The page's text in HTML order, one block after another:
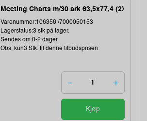
Meeting Charts m/30 ark 63,5x77,4 (2)
Varenummer:106358 /7000050153
Lagerstatus:3 stk på lager.
Sendes om:0-2 dager
Obs, kun3 Stk. til denne tilbudsprisen
Kjøp